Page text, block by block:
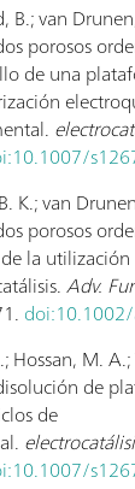
B.; van
porosos
de una
K.; van
porosos
la
Adv.
Hossan, M.
de
de